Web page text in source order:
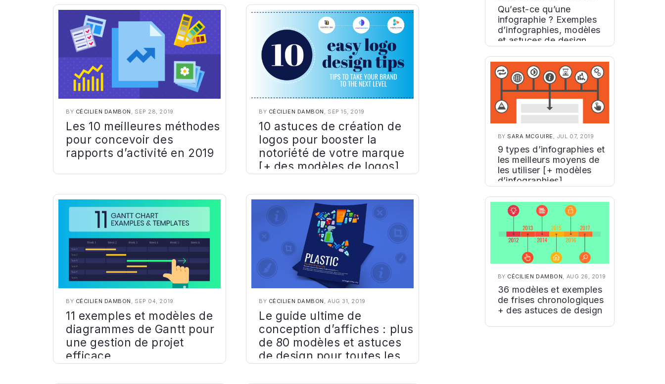
BY CÉCILIEN DAMBON , SEP 28, 2019
Les 10 meilleures méthodes
pour concevoir des
rapports d’activité en 2019
BY CÉCILIEN DAMBON , SEP 15, 2019
10 astuces de création de
logos pour booster la
notoriété de votre marque
[+ des modèles de logos]
BY CÉCILIEN DAMBON , SEP 04, 2019
11 exemples et modèles de
diagrammes de Gantt pour
une gestion de projet
efficace
BY CÉCILIEN DAMBON , AUG 31, 2019
Le guide ultime de
conception d’affiches : plus
de 80 modèles et astuces
de design pour toutes les
Qu’est-ce qu’une
infographie ? Exemples
d’infographies, modèles
et astuces de design
BY SARA MCGUIRE , JUL 07, 2019
9 types d’infographies et
les meilleurs moyens de
les utiliser [+ modèles
d’infographies]
BY CÉCILIEN DAMBON, AUG 26, 2019
36 modèles et exemples
de frises chronologiques
+ des astuces de design